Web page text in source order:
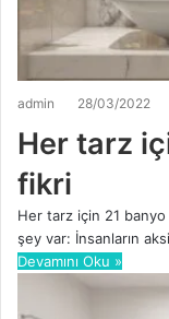
admin 28/03/2022
Her tarz
fikri
Her tarz için 21 banyo
şey var: İnsanların
Devamını Oku »